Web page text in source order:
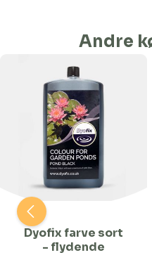
Andre
Dyofix farve sort
- flydende